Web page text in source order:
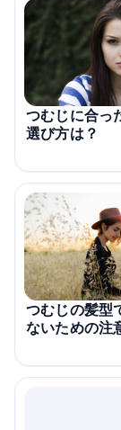
つむじに合っ
選び方は？
つむじの髪型
ないための注